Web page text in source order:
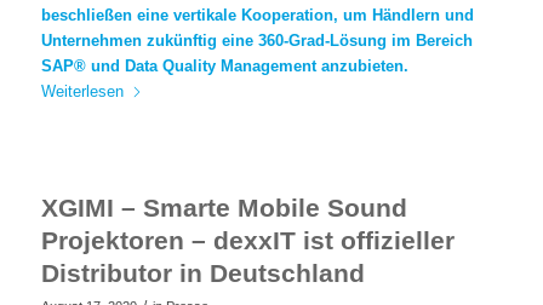
beschließen eine vertikale Kooperation, um Händlern und
Unternehmen zukünftig eine 360-Grad-Lösung im Bereich
SAP® und Data Quality Management anzubieten.
Weiterlesen
XGIMI – Smarte Mobile Sound
Projektoren – dexxIT ist offizieller
Distributor in Deutschland